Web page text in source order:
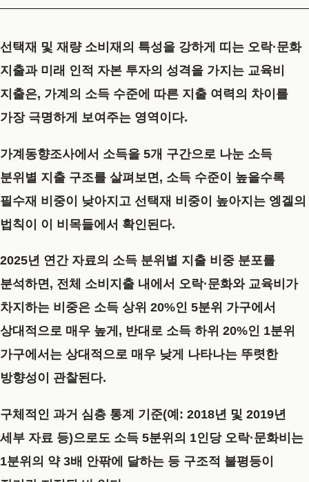
선택재 및 재량 소비재의 특성을 강하게 띠는 오락·문화
지출과 미래 인적 자본 투자의 성격을 가지는 교육비
지출은, 가계의 소득 수준에 따른 지출 여력의 차이를
가장 극명하게 보여주는 영역이다.
가계동향조사에서 소득을 5개 구간으로 나눈 소득
분위별 지출 구조를 살펴보면, 소득 수준이 높을수록
필수재 비중이 낮아지고 선택재 비중이 높아지는 엥겔의
법칙이 이 비목들에서 확인된다.
2025년 연간 자료의 소득 분위별 지출 비중 분포를
분석하면, 전체 소비지출 내에서 오락·문화와 교육비가
차지하는 비중은 소득 상위 20%인 5분위 가구에서
상대적으로 매우 높게, 반대로 소득 하위 20%인 1분위
가구에서는 상대적으로 매우 낮게 나타나는 뚜렷한
방향성이 관찰된다.
구체적인 과거 심층 통계 기준(예: 2018년 및 2019년
세부 자료 등)으로도 소득 5분위의 1인당 오락·문화비는
1분위의 약 3배 안팎에 달하는 등 구조적 불평등이